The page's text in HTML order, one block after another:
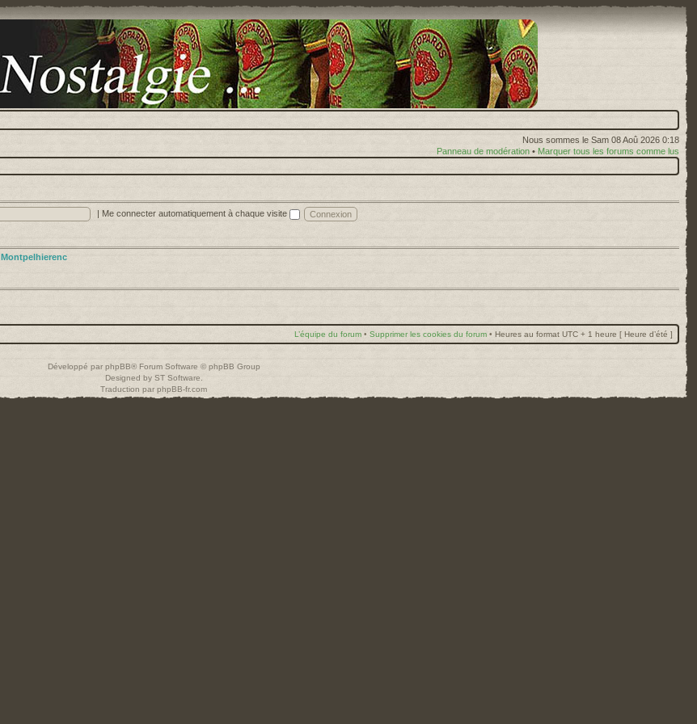
Nous sommes le Sam 08 Aoû 2026 0:18
Panneau de modération • Marquer tous les forums comme lus
| Me connecter automatiquement à chaque visite
Montpelhierenc
L’équipe du forum • Supprimer les cookies du forum • Heures au format UTC + 1 heure [ Heure d’été ]
Développé par phpBB® Forum Software © phpBB Group
Designed by ST Software
Traduction par phpBB-fr.com